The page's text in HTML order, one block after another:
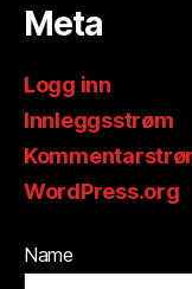
Meta
Logg inn
Innleggsstrøm
WordPress.org
Name